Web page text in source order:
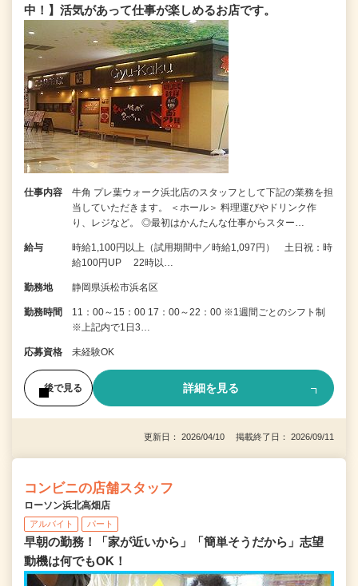
中！】活気があって仕事が楽しめるお店です。
仕事内容
牛角 プレ葉ウォーク浜北店のスタッフとして下記の業務を担
当していただきます。 ＜ホール＞ 料理運びやドリンク作
り、レジなど。 ◎最初はかんたんな仕事からスター…
給与
時給1,100円以上（試用期間中／時給1,097円） 土日祝：時
給100円UP 22時以…
勤務地 静岡県浜松市浜名区
勤務時間
11：00～15：00 17：00～22：00 ※1週間ごとのシフト制
※上記内で1日3…
応募資格 未経験OK
後で見る 詳細を見る
更新日： 2026/04/10 掲載終了日： 2026/09/11
コンビニの店舗スタッフ
ローソン浜北高畑店
アルバイト パート
早朝の勤務！「家が近いから」「簡単そうだから」志望
動機は何でもOK！